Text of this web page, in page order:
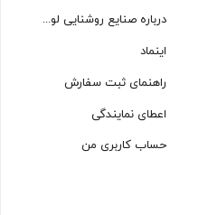
درباره صنایع روشنایی لوسترسازان
اینماد
راهنمای ثبت سفارش
اعطای نمایندگی
حساب کاربری من